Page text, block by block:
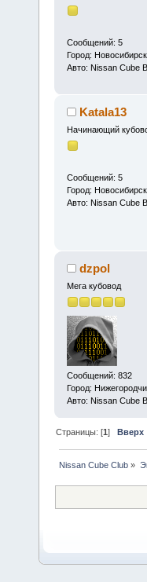
Сообщений: 5
Город: Новосибирск
Авто: Nissan Cube
Katala13
Начинающий
Сообщений: 5
Город: Новосибирск
Авто: Nissan Cube
dzpol
Мега кубовод
Сообщений: 832
Город:
Авто: Nissan Cube
Страницы: [1]Вверх
Nissan Cube Club »